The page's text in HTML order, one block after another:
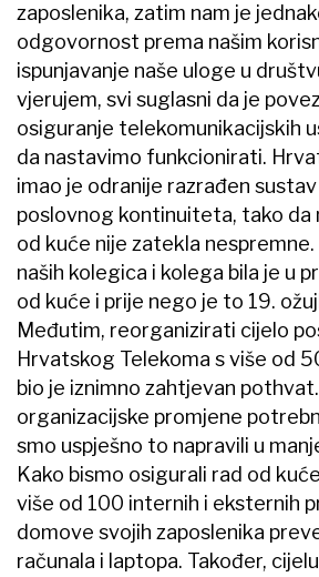
zaposlenika, zatim nam je
odgovornost prema našim
ispunjavanje naše uloge u
vjerujem, svi suglasni da je
osiguranje telekomunikacijskih
da nastavimo funkcionirati.
imao je odranije razrađen
poslovnog kontinuiteta, tako da
od kuće nije zatekla
naših kolegica i kolega bila je u
od kuće i prije nego je to 19.
Međutim, reorganizirati cijelo
Hrvatskog Telekoma s više od
bio je iznimno zahtjevan
organizacijske promjene
smo uspješno to napravili u
Kako bismo osigurali rad od
više od 100 internih i eksternih
domove svojih zaposlenika
računala i laptopa. Također,